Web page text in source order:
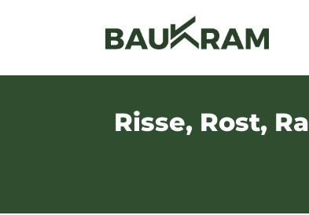
Risse, Rost,